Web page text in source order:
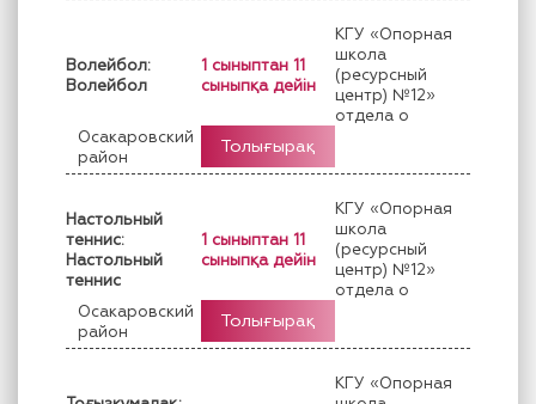
Волейбол:
Волейбол
1 сыныптан 11
сыныпқа дейін
КГУ «Опорная
школа
(ресурсный
центр) №12»
отдела о
Осакаровский
район
Толығырақ
Настольный
теннис:
Настольный
теннис
1 сыныптан 11
сыныпқа дейін
КГУ «Опорная
школа
(ресурсный
центр) №12»
отдела о
Осакаровский
район
Толығырақ
КГУ «Опорная